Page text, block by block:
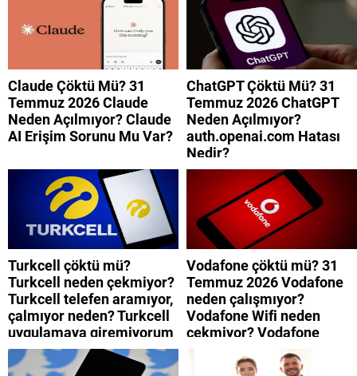
Claude Çöktü Mü? 31
Temmuz 2026 Claude
Neden Açılmıyor? Claude
AI Erişim Sorunu Mu Var?
ChatGPT Çöktü Mü? 31
Temmuz 2026 ChatGPT
Neden Açılmıyor?
auth.openai.com Hatası
Nedir?
Turkcell çöktü mü?
Turkcell neden çekmiyor?
Turkcell telefen aramıyor,
çalmıyor neden? Turkcell
uygulamaya giremiyorum
neden? Turkcell internet
neden yavaş?
Vodafone çöktü mü? 31
Temmuz 2026 Vodafone
neden çalışmıyor?
Vodafone Wifi neden
çekmiyor? Vodafone
mobil uygulamaya neden
giremiyorum?